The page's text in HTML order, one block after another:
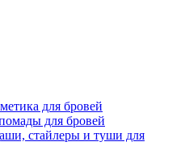
для бровей
для бровей
стайлеры и туши для